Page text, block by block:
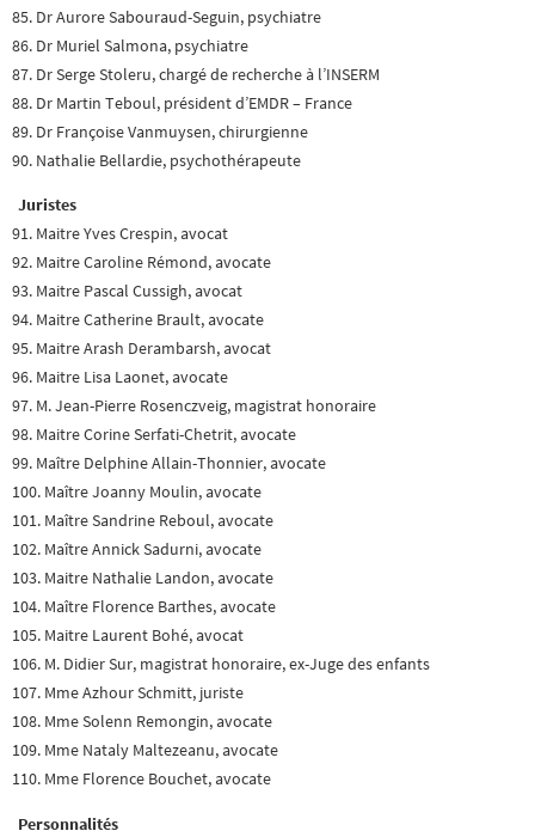
85. Dr Aurore Sabouraud-Seguin, psychiatre
86. Dr Muriel Salmona, psychiatre
87. Dr Serge Stoleru, chargé de recherche à l’INSERM
88. Dr Martin Teboul, président d’EMDR – France
89. Dr Françoise Vanmuysen, chirurgienne
90. Nathalie Bellardie, psychothérapeute
Juristes
91. Maitre Yves Crespin, avocat
92. Maitre Caroline Rémond, avocate
93. Maitre Pascal Cussigh, avocat
94. Maitre Catherine Brault, avocate
95. Maitre Arash Derambarsh, avocat
96. Maitre Lisa Laonet, avocate
97. M. Jean-Pierre Rosenczveig, magistrat honoraire
98. Maitre Corine Serfati-Chetrit, avocate
99. Maître Delphine Allain-Thonnier, avocate
100. Maître Joanny Moulin, avocate
101. Maître Sandrine Reboul, avocate
102. Maître Annick Sadurni, avocate
103. Maitre Nathalie Landon, avocate
104. Maître Florence Barthes, avocate
105. Maitre Laurent Bohé, avocat
106. M. Didier Sur, magistrat honoraire, ex-Juge des enfants
107. Mme Azhour Schmitt, juriste
108. Mme Solenn Remongin, avocate
109. Mme Nataly Maltezeanu, avocate
110. Mme Florence Bouchet, avocate
Personnalités